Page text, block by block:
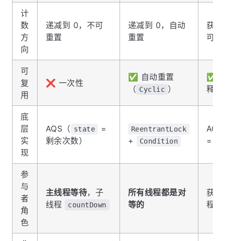
计
数
方
向
递减到 0，不可
重置
递减到 0，自动
重置
获
可证
可
复
用
❌ 一次性
✅ 自动重置
（ Cyclic ）
✅
释放
底
层
实
现
AQS（ state
=
剩余次数）
ReentrantLock
+ Condition
= 许
参
与
者
角
色
主线程等待，子
线程
countDown
所有线程都是对
等的
获取
程